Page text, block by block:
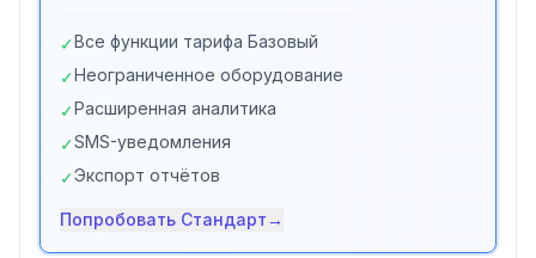
✓Все функции тарифа Базовый
✓Неограниченное оборудование
✓Расширенная аналитика
✓SMS-уведомления
✓Экспорт отчётов
Попробовать Стандарт→